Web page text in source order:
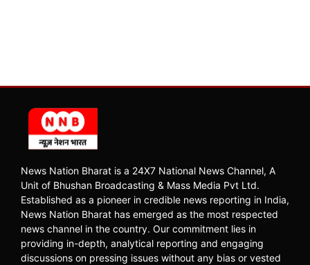
News Nation Bharat is a 24X7 National News Channel, A
Unit of Bhushan Broadcasting & Mass Media Pvt Ltd.
Established as a pioneer in credible news reporting in India,
News Nation Bharat has emerged as the most respected
news channel in the country. Our commitment lies in
providing in-depth, analytical reporting and engaging
discussions on pressing issues without any bias or vested